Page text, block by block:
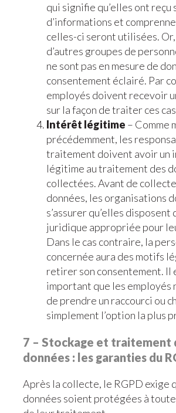
qui signifie qu’elles ont reçu
d’informations et
celles-ci seront utilisées.
d’autres groupes de
ne sont pas en mesure de
consentement éclairé. Par
employés doivent recevoir
sur la façon de traiter ces
Intérêt légitime – Comme
précédemment, les
traitement doivent avoir un
légitime au traitement des
collectées. Avant de
données, les organisations
s’assurer qu’elles disposent
juridique appropriée pour
Dans le cas contraire, la
concernée aura des motifs
retirer son consentement. Il
important que les employés
de prendre un raccourci ou
simplement l’option la plus
7 – Stockage et traitement
données : les garanties du
Après la collecte, le RGPD exige
données soient protégées à